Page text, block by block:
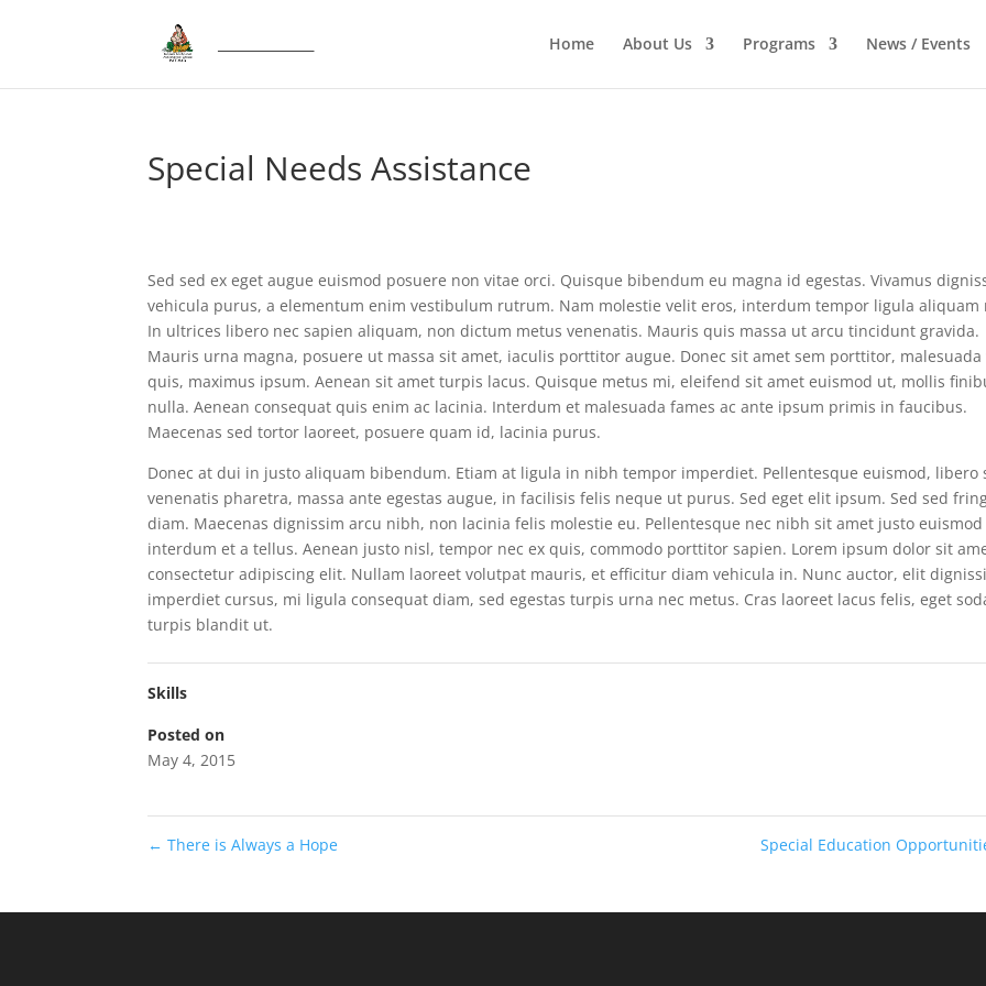
Home About Us Programs News / Events
Special Needs Assistance
Sed sed ex eget augue euismod posuere non vitae orci. Quisque bibendum eu magna id egestas. Vivamus
vehicula purus, a elementum enim vestibulum rutrum. Nam molestie velit eros, interdum tempor ligula aliquam
In ultrices libero nec sapien aliquam, non dictum metus venenatis. Mauris quis massa ut arcu tincidunt gravida.
Mauris urna magna, posuere ut massa sit amet, iaculis porttitor augue. Donec sit amet sem porttitor,
quis, maximus ipsum. Aenean sit amet turpis lacus. Quisque metus mi, eleifend sit amet euismod ut, mollis
nulla. Aenean consequat quis enim ac lacinia. Interdum et malesuada fames ac ante ipsum primis in faucibus.
Maecenas sed tortor laoreet, posuere quam id, lacinia purus.
Donec at dui in justo aliquam bibendum. Etiam at ligula in nibh tempor imperdiet. Pellentesque euismod, libero
venenatis pharetra, massa ante egestas augue, in facilisis felis neque ut purus. Sed eget elit ipsum. Sed sed
diam. Maecenas dignissim arcu nibh, non lacinia felis molestie eu. Pellentesque nec nibh sit amet justo euismod
interdum et a tellus. Aenean justo nisl, tempor nec ex quis, commodo porttitor sapien. Lorem ipsum dolor sit
consectetur adipiscing elit. Nullam laoreet volutpat mauris, et efficitur diam vehicula in. Nunc auctor, elit
imperdiet cursus, mi ligula consequat diam, sed egestas turpis urna nec metus. Cras laoreet lacus felis, eget
turpis blandit ut.
Skills
Posted on
May 4, 2015
← There is Always a Hope Special Education